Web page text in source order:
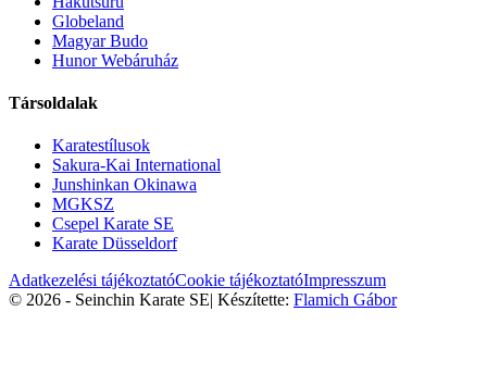
Globeland
Magyar Budo
Hunor Webáruház
Társoldalak
Karatestílusok
Sakura-Kai International
Junshinkan Okinawa
MGKSZ
Csepel Karate SE
Karate Düsseldorf
Adatkezelési tájékoztatóCookie tájékoztatóImpresszum
© 2026 - Seinchin Karate SE| Készítette: Flamich Gábor